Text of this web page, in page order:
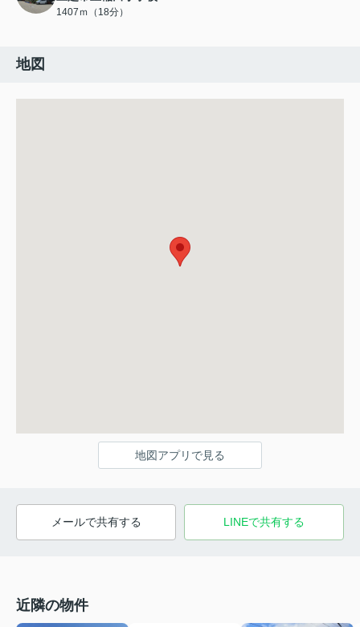
1407ｍ（18分）
地図
地図アプリで見る
メールで共有する LINEで共有する
近隣の物件